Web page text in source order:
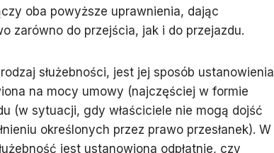
oba powyższe uprawnienia, dając
zarówno do przejścia, jak i do przejazdu.
służebności, jest jej sposób ustanowienia
na mocy umowy (najczęściej w formie
(w sytuacji, gdy właściciele nie mogą dojść
określonych przez prawo przesłanek). W
jest ustanowiona odpłatnie, czy